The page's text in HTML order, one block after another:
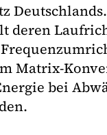
deren
Matrix-
bei